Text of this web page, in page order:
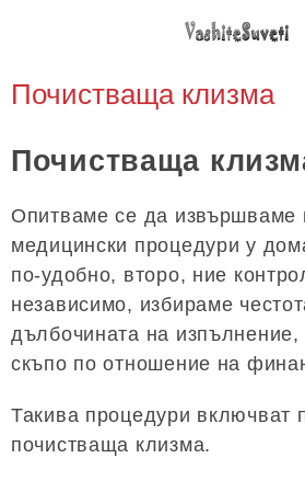
Почистваща клизма
Почистваща
Опитваме се да извършваме
медицински процедури у
по-удобно, второ, ние
независимо, избираме
дълбочината на изпълнение,
скъпо по отношение на
Такива процедури включват
почистваща клизма.